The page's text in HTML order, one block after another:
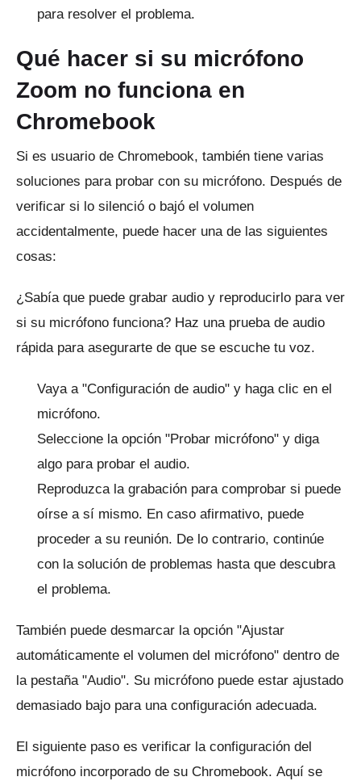
para resolver el problema.
Qué hacer si su micrófono
Zoom no funciona en
Chromebook
Si es usuario de Chromebook, también tiene varias
soluciones para probar con su micrófono. Después de
verificar si lo silenció o bajó el volumen
accidentalmente, puede hacer una de las siguientes
cosas:
¿Sabía que puede grabar audio y reproducirlo para ver
si su micrófono funciona? Haz una prueba de audio
rápida para asegurarte de que se escuche tu voz.
Vaya a "Configuración de audio" y haga clic en el
micrófono.
Seleccione la opción "Probar micrófono" y diga
algo para probar el audio.
Reproduzca la grabación para comprobar si puede
oírse a sí mismo. En caso afirmativo, puede
proceder a su reunión. De lo contrario, continúe
con la solución de problemas hasta que descubra
el problema.
También puede desmarcar la opción "Ajustar
automáticamente el volumen del micrófono" dentro de
la pestaña "Audio". Su micrófono puede estar ajustado
demasiado bajo para una configuración adecuada.
El siguiente paso es verificar la configuración del
micrófono incorporado de su Chromebook. Aquí se